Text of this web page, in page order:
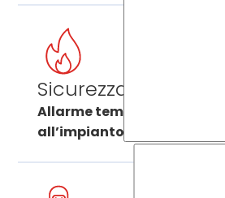
adotta subito le misure
che siate protetti in caso di
Sicurezza
Allarme tempestivo grazie
all’impianto di rilevazione
antincendio, Certas allerta